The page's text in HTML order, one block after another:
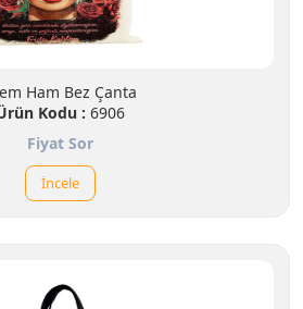
Ham Bez Çanta
Kodu : 6906
Fiyat Sor
İncele